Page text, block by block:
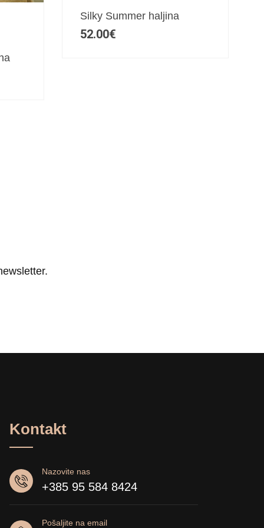
Silky Summer haljina
52.00€
Kontakt
Nazovite nas
+385 95 584 8424
Pošaljite na email